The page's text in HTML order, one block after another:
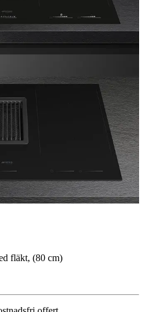
fläkt, (80 cm)